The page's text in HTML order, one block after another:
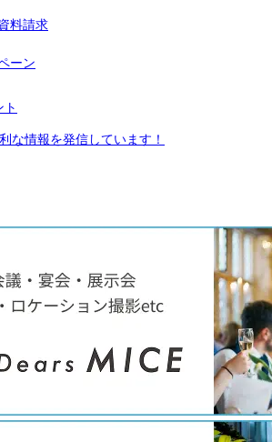
料請求
ーン
な情報を発信しています！